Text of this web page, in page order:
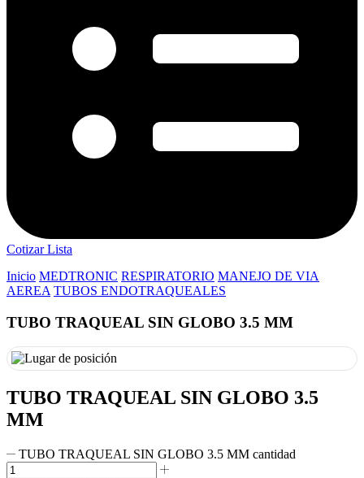
Cotizar Lista
Inicio MEDTRONIC RESPIRATORIO MANEJO DE VIA
AEREA TUBOS ENDOTRAQUEALES
TUBO TRAQUEAL SIN GLOBO 3.5 MM
TUBO TRAQUEAL SIN GLOBO 3.5
MM
TUBO TRAQUEAL SIN GLOBO 3.5 MM cantidad